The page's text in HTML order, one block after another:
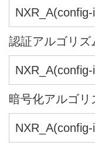
認証アルゴリズ
暗号化アルゴリ